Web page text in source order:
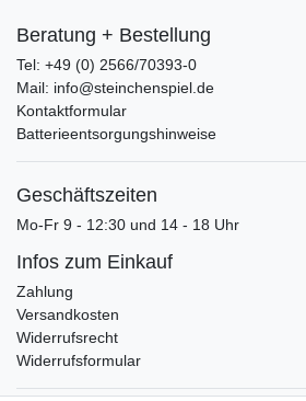
Beratung + Bestellung
Tel: +49 (0) 2566/70393-0
Mail: info@steinchenspiel.de
Kontaktformular
Batterieentsorgungshinweise
Geschäftszeiten
Mo-Fr 9 - 12:30 und 14 - 18 Uhr
Infos zum Einkauf
Zahlung
Versandkosten
Widerrufsrecht
Widerrufsformular